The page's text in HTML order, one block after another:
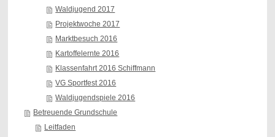
Waldjugend 2017
Projektwoche 2017
Marktbesuch 2016
Kartoffelernte 2016
Klassenfahrt 2016 Schiffmann
VG Sportfest 2016
Waldjugendspiele 2016
Betreuende Grundschule
Leitfaden